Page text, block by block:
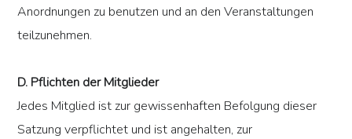
Anordnungen zu benutzen und an den Veranstaltungen
teilzunehmen.
D. Pflichten der Mitglieder
Jedes Mitglied ist zur gewissenhaften Befolgung dieser
Satzung verpflichtet und ist angehalten, zur